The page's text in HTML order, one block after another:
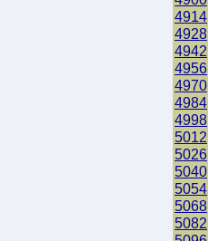
4914
4928
4942
4956
4970
4984
4998
5012
5026
5040
5054
5068
5082